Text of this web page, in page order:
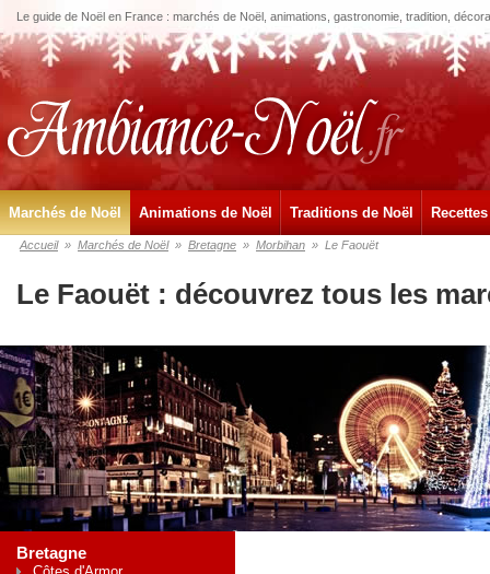
Le guide de Noël en France : marchés de Noël, animations, gastronomie, tradition,
Marchés de Noël Animations de Noël Traditions de Noël
Accueil » Marchés de Noël » Bretagne » Morbihan » Le Faouët
Le Faouët : découvrez tous les
Bretagne